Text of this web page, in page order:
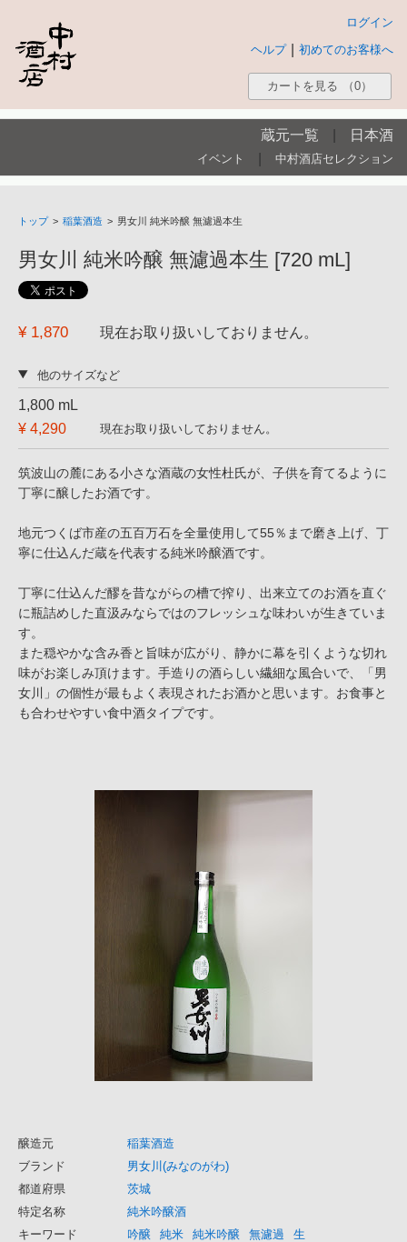
ログイン
初めてのお客様へ
ヘルプ
カートを見る （0）
蔵元一覧 日本酒
イベント 中村酒店セレクション
トップ > 稲葉酒造 > 男女川 純米吟醸 無濾過本生
男女川 純米吟醸 無濾過本生 [720 mL]
¥ 1,870 現在お取り扱いしておりません。
他のサイズなど
1,800 mL
¥ 4,290
現在お取り扱いしておりません。
筑波山の麓にある小さな酒蔵の女性杜氏が、子供を育てるように
丁寧に醸したお酒です。
地元つくば市産の五百万石を全量使用して55％まで磨き上げ、丁
寧に仕込んだ蔵を代表する純米吟醸酒です。
丁寧に仕込んだ醪を昔ながらの槽で搾り、出来立てのお酒を直ぐ
に瓶詰めした直汲みならではのフレッシュな味わいが生きていま
す。
また穏やかな含み香と旨味が広がり、静かに幕を引くような切れ
味がお楽しみ頂けます。手造りの酒らしい繊細な風合いで、「男
女川」の個性が最もよく表現されたお酒かと思います。お食事と
も合わせやすい食中酒タイプです。
醸造元
稲葉酒造
ブランド
男女川(みなのがわ)
都道府県
茨城
特定名称
純米吟醸酒
キーワード
吟醸 純米 純米吟醸 無濾過
生